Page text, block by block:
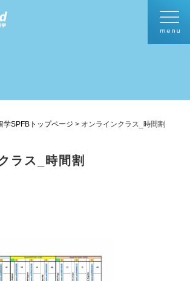
学SPFBトップページ > オンラインクラス_時間割
ラス_時間割